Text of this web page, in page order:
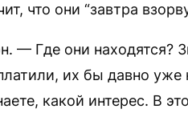
что они “завтра
— Где они находятся?
их бы давно уже
какой интерес. В